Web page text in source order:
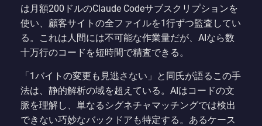
は月額200ドルのClaude Codeサブスクリプションを
使い、顧客サイトの全ファイルを1行ずつ監査してい
る。これは人間には不可能な作業量だが、AIなら数
十万行のコードを短時間で精査できる。
「1バイトの変更も見逃さない」と同氏が語るこの手
法は、静的解析の域を超えている。AIはコードの文
脈を理解し、単なるシグネチャマッチングでは検出
できない巧妙なバックドアも特定する。あるケース